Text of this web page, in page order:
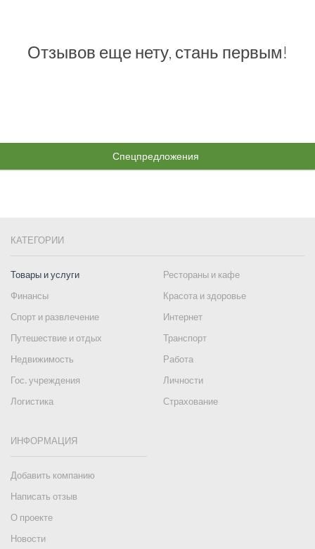
Отзывов еще нету, стань первым!
Спецпредложения
КАТЕГОРИИ
Товары и услуги
Рестораны и кафе
Финансы
Красота и здоровье
Спорт и развлечение
Интернет
Путешествие и отдых
Транспорт
Недвижимость
Работа
Гос. учреждения
Личности
Логистика
Страхование
ИНФОРМАЦИЯ
Добавить компанию
Написать отзыв
О проекте
Новости